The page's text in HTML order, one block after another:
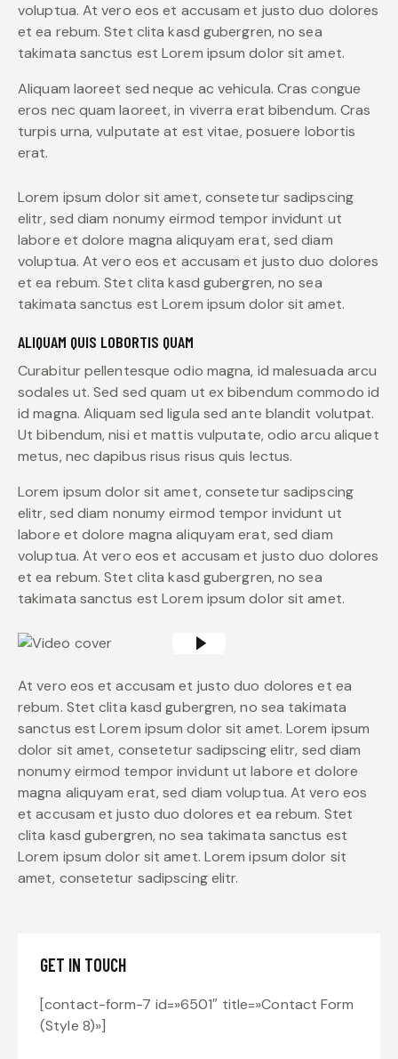
voluptua. At vero eos et accusam et justo duo dolores
et ea rebum. Stet clita kasd gubergren, no sea
takimata sanctus est Lorem ipsum dolor sit amet.
Aliquam laoreet sed neque ac vehicula. Cras congue
eros nec quam laoreet, in viverra erat bibendum. Cras
turpis urna, vulputate at est vitae, posuere lobortis
erat.
Lorem ipsum dolor sit amet, consetetur sadipscing
elitr, sed diam nonumy eirmod tempor invidunt ut
labore et dolore magna aliquyam erat, sed diam
voluptua. At vero eos et accusam et justo duo dolores
et ea rebum. Stet clita kasd gubergren, no sea
takimata sanctus est Lorem ipsum dolor sit amet.
ALIQUAM QUIS LOBORTIS QUAM
Curabitur pellentesque odio magna, id malesuada arcu
sodales ut. Sed sed quam ut ex bibendum commodo id
id magna. Aliquam sed ligula sed ante blandit volutpat.
Ut bibendum, nisi et mattis vulputate, odio arcu aliquet
metus, nec dapibus risus risus quis lectus.
Lorem ipsum dolor sit amet, consetetur sadipscing
elitr, sed diam nonumy eirmod tempor invidunt ut
labore et dolore magna aliquyam erat, sed diam
voluptua. At vero eos et accusam et justo duo dolores
et ea rebum. Stet clita kasd gubergren, no sea
takimata sanctus est Lorem ipsum dolor sit amet.
At vero eos et accusam et justo duo dolores et ea
rebum. Stet clita kasd gubergren, no sea takimata
sanctus est Lorem ipsum dolor sit amet. Lorem ipsum
dolor sit amet, consetetur sadipscing elitr, sed diam
nonumy eirmod tempor invidunt ut labore et dolore
magna aliquyam erat, sed diam voluptua. At vero eos
et accusam et justo duo dolores et ea rebum. Stet
clita kasd gubergren, no sea takimata sanctus est
Lorem ipsum dolor sit amet. Lorem ipsum dolor sit
amet, consetetur sadipscing elitr.
GET IN TOUCH
[contact-form-7 id=»6501″ title=»Contact Form
(Style 8)»]